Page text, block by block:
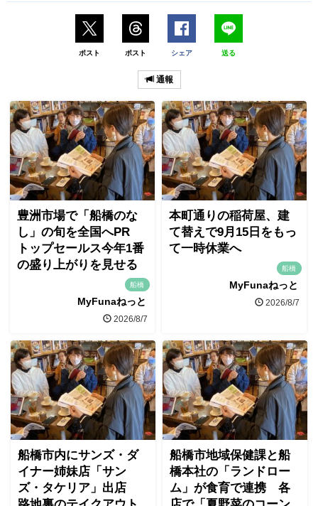
ポスト ポスト シェア 送る
通報
豊洲市場で「船橋のな
し」の旬を全国へPR
トップセールス今年1番
の盛り上がりを見せる
船橋
MyFunaねっと
2026/8/7
本町通りの稲荷屋、建
て替えで9月15日をもっ
て一時休業へ
船橋
MyFunaねっと
2026/8/7
船橋市内にサンズ・ダ
イナー姉妹店「サン
ズ・タケリア」出店
船橋市地域保健課と船
橋本社の「ランドロー
ム」が食育で連携 各